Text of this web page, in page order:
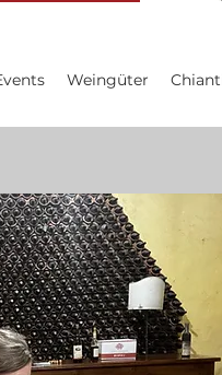
Weingüter